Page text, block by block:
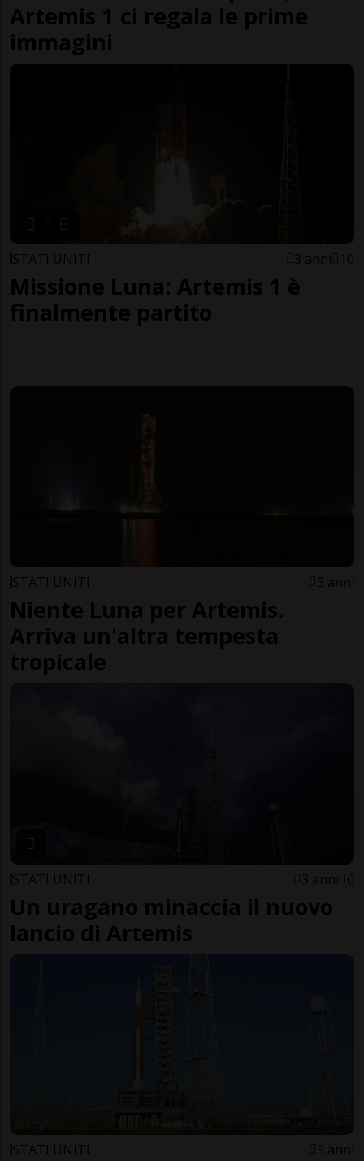
Artemis 1 ci regala le prime
immagini
STATI UNITI 3 anni 10
Missione Luna: Artemis 1 è
finalmente partito
STATI UNITI 3 anni
Niente Luna per Artemis.
Arriva un'altra tempesta
tropicale
STATI UNITI 3 anni 6
Un uragano minaccia il nuovo
lancio di Artemis
STATI UNITI 3 anni